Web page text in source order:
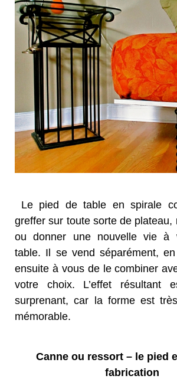
Le pied de table en spirale
greffer sur toute sorte de plateau,
ou donner une nouvelle vie à
table. Il se vend séparément,
ensuite à vous de le combiner
votre choix. L’effet résultant
surprenant, car la forme est
mémorable.
Canne ou ressort – le pied
fabrication